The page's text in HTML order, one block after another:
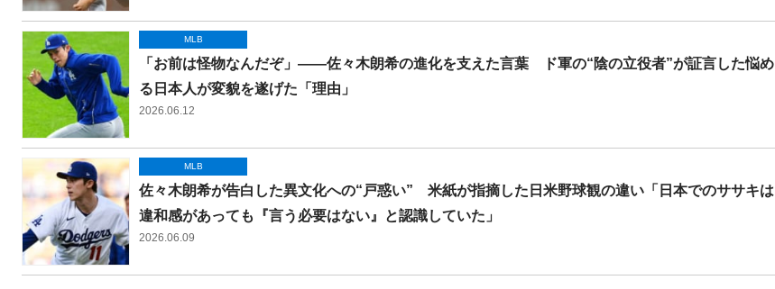
MLB
「お前は怪物なんだぞ」――佐々木朗希の進化を支えた言葉 ド軍の“陰の立役者”が証言した悩め
る日本人が変貌を遂げた「理由」
2026.06.12
MLB
佐々木朗希が告白した異文化への“戸惑い” 米紙が指摘した日米野球観の違い「日本でのササキは
違和感があっても『言う必要はない』と認識していた」
2026.06.09